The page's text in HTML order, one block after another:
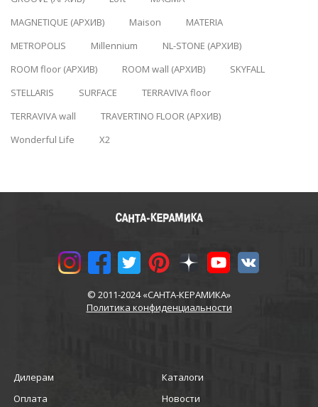
MAGNETIQUE (АРХИВ)
Maison
MATERIA
METROPOLIS
Millennium
NL-STONE (АРХИВ)
ROOM floor (АРХИВ)
ROOM wall (АРХИВ)
SKYFALL
STELLARIS
SURFACE
TERRAVIVA floor
TERRAVIVA wall
TRAVERTINO FLOOR (АРХИВ)
Wonderful Life
X2
© 2011-2024 «САНТА-КЕРАМИКА»
Политика конфиденциальности
Дилерам
Каталоги
Оплата
Новости